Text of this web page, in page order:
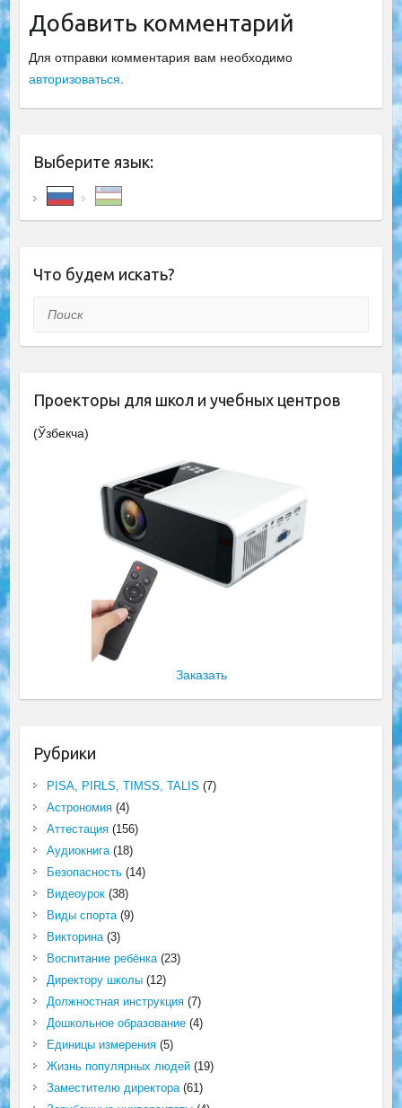
Добавить комментарий
Для отправки комментария вам необходимо
авторизоваться
Выберите язык:
Что будем искать?
Поиск
Проекторы для школ и учебных центров
(Ўзбекча)
Заказать
Рубрики
PISA, PIRLS, TIMSS, TALIS (7)
Астрономия(4)
Аттестация(156)
Аудиокнига(18)
Безопасность(14)
Видеоурок(38)
Виды спорта(9)
Викторина(3)
Воспитание ребёнка(23)
Директору школы(12)
Должностная инструкция(7)
Дошкольное образование(4)
Единицы измерения(5)
Жизнь популярных людей(19)
Заместителю директора(61)